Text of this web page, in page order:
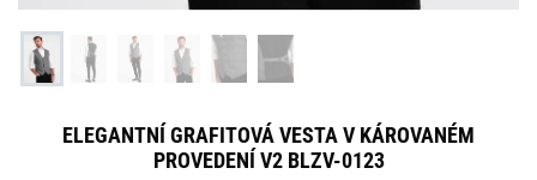
ELEGANTNÍ GRAFITOVÁ VESTA V KÁROVANÉM
PROVEDENÍ V2 BLZV-0123